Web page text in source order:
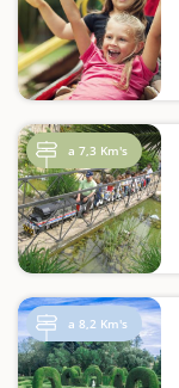
a 7,3 Km's
a 8,2 Km's